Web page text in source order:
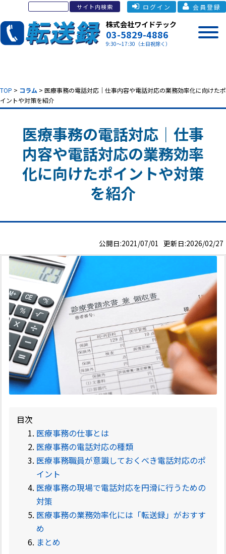
ログイン 会員登録
株式会社ワイドテック
03-5829-4886
9:30～17:30（土日祝除く）
TOP > コラム > 医療事務の電話対応｜ 仕事内容や電話対応の業務効率化に向けたポ
イントや対策を紹介
医療事務の電話対応｜ 仕事
内容や電話対応の業務効率
化に向けたポイントや対策
を紹介
公開日:2021/07/01 更新日:2026/02/27
目次
医療事務の仕事とは
医療事務の電話対応の種類
医療事務職員が意識しておくべき電話対応のポ
イント
医療事務の現場で電話対応を円滑に行うための
対策
医療事務の業務効率化には「転送録」がおすす
め
まとめ